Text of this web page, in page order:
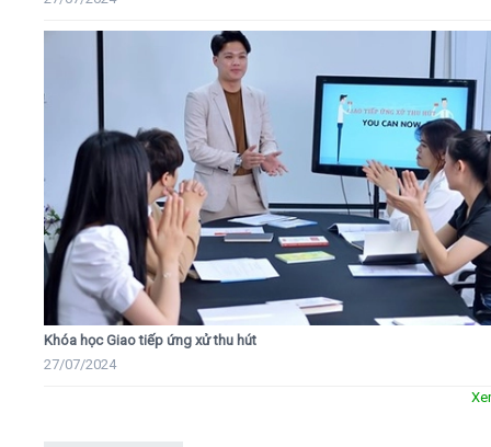
Khóa học Giao tiếp ứng xử thu hút
27/07/2024